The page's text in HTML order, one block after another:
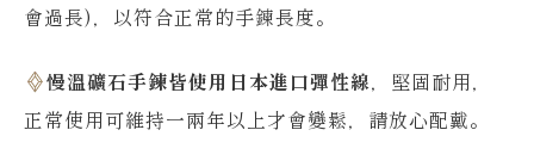
會過長)，以符合正常的手鍊長度。
慢溫礦石手鍊皆使用日本進口彈性線，堅固耐用，
正常使用可維持一兩年以上才會變鬆，請放心配戴。